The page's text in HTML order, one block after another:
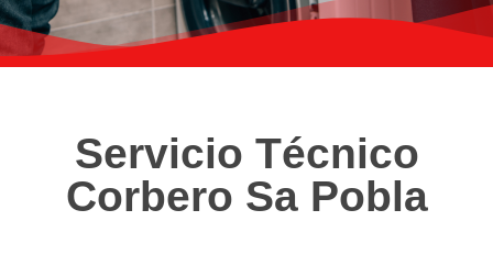
Servicio Técnico
Corbero Sa Pobla